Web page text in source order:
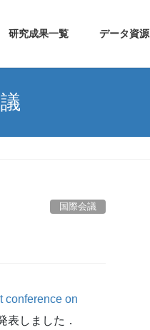
研究成果一覧 データ資源
国際会議
conference on
表しました．